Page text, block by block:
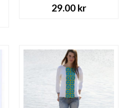
29.00 kr